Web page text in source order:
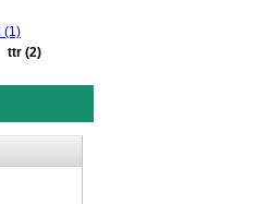
(1)
ttr (2)